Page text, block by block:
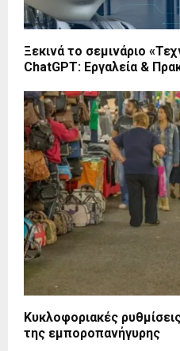
Ξεκινά το σεμινάριο
ChatGPT: Εργαλεία &
Κυκλοφοριακές
της εμποροπανήγυρης